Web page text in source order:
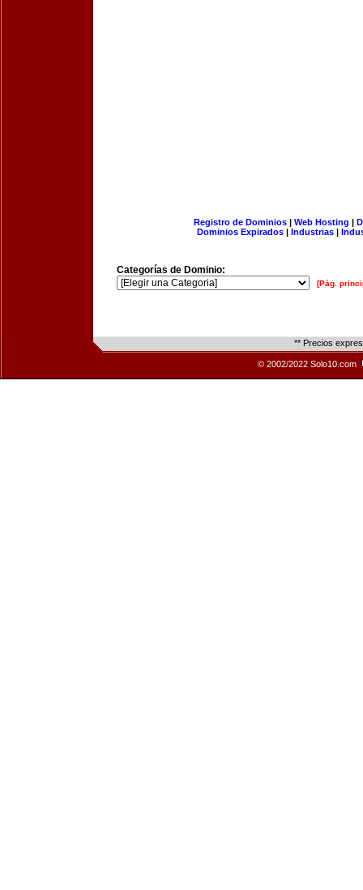
Registro de Dominios| Web Hosting |
Dominios Expirados | Industrias |
Categorías de Dominio:
[Pág.
** Precios
© 2002/2022 Solo10.com